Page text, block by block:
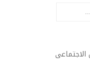
الاجتماعى